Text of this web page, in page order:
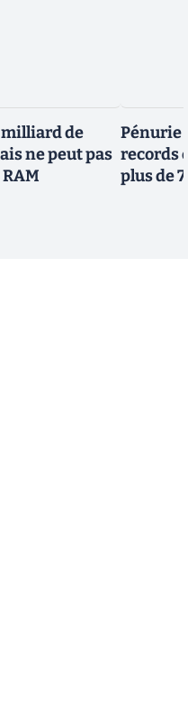
milliard de
ne peut pas
Pénurie
records
plus de